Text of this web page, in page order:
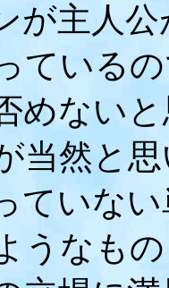
が主人
ている
めない
当然と
ていな
うなも